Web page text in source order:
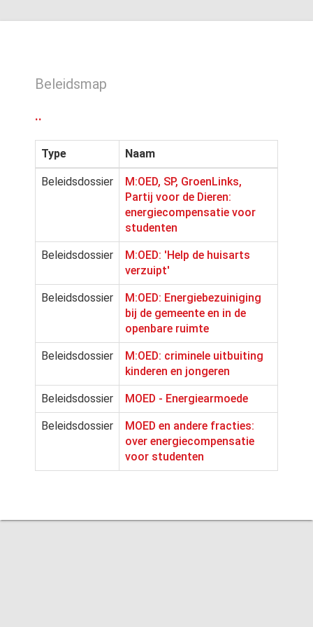
Beleidsmap
..
Type Naam
Beleidsdossier
M:OED, SP, GroenLinks,
Partij voor de Dieren:
energiecompensatie voor
studenten
Beleidsdossier
M:OED: 'Help de huisarts
verzuipt'
Beleidsdossier
M:OED: Energiebezuiniging
bij de gemeente en in de
openbare ruimte
Beleidsdossier
M:OED: criminele uitbuiting
kinderen en jongeren
Beleidsdossier MOED - Energiearmoede
Beleidsdossier
MOED en andere fracties:
over energiecompensatie
voor studenten